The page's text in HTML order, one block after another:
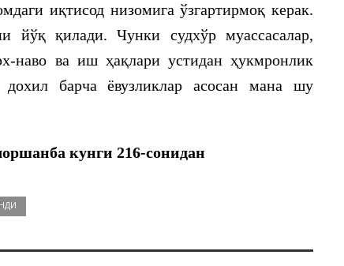
иқтисод низомига ўзгартирмоқ керак.
йўқ қилади. Чунки судхўр муассасалар,
наво ва иш ҳақлари устидан ҳукмронлик
дохил барча ёвузликлар асосан мана шу
кунги 216-сонидан